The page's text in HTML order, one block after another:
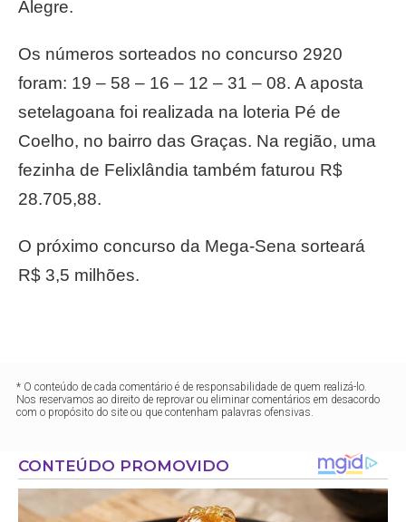
Alegre.
Os números sorteados no concurso 2920
foram: 19 – 58 – 16 – 12 – 31 – 08. A aposta
setelagoana foi realizada na loteria Pé de
Coelho, no bairro das Graças. Na região, uma
fezinha de Felixlândia também faturou R$
28.705,88.
O próximo concurso da Mega-Sena sorteará
R$ 3,5 milhões.
* O conteúdo de cada comentário é de responsabilidade de quem realizá-lo.
Nos reservamos ao direito de reprovar ou eliminar comentários em desacordo
com o propósito do site ou que contenham palavras ofensivas.